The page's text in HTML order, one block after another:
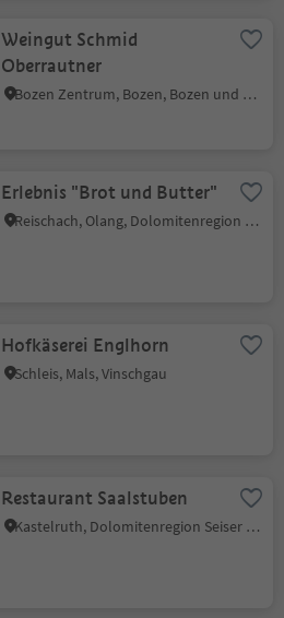
Weingut Schmid
Oberrautner
Bozen Zentrum, Bozen, Bozen und Umgebung
Erlebnis "Brot und Butter"
Reischach, Olang, Dolomitenregion Kronplatz
Hofkäserei Englhorn
Schleis, Mals, Vinschgau
Restaurant Saalstuben
Kastelruth, Dolomitenregion Seiser Alm